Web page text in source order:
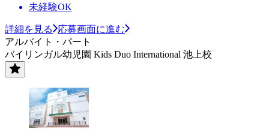
未経験OK
詳細を見る
応募画面に進む
アルバイト・パート
バイリンガル幼児園 Kids Duo International 池上校